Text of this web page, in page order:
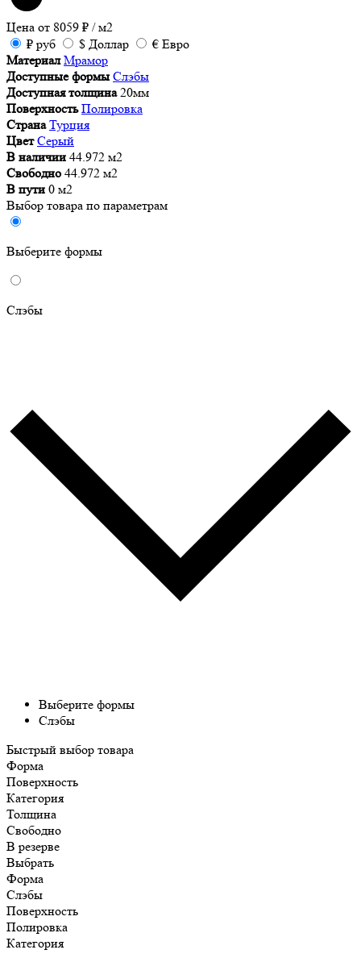
Цена от 8059 ₽ / м2
₽ руб $ Доллар € Евро
Материал Мрамор
Доступные формы Слэбы
Доступная толщина 20мм
Поверхность Полировка
Страна Турция
Цвет Серый
В наличии 44.972 м2
Свободно 44.972 м2
В пути 0 м2
Выбор товара по параметрам
Выберите формы
Слэбы
Выберите формы
Слэбы
Быстрый выбор товара
Форма
Поверхность
Категория
Толщина
Свободно
В резерве
Выбрать
Форма
Слэбы
Поверхность
Полировка
Категория